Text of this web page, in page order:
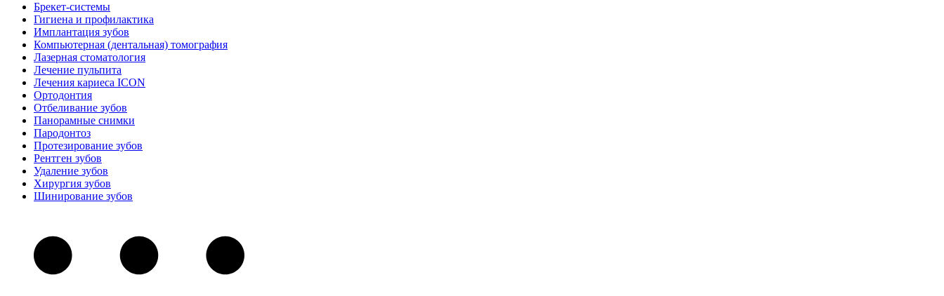
Брекет-системы
Гигиена и профилактика
Имплантация зубов
Компьютерная (дентальная) томография
Лазерная стоматология
Лечение пульпита
Лечения кариеса ICON
Ортодонтия
Отбеливание зубов
Панорамные снимки
Пародонтоз
Протезирование зубов
Рентген зубов
Удаление зубов
Хирургия зубов
Шинирование зубов